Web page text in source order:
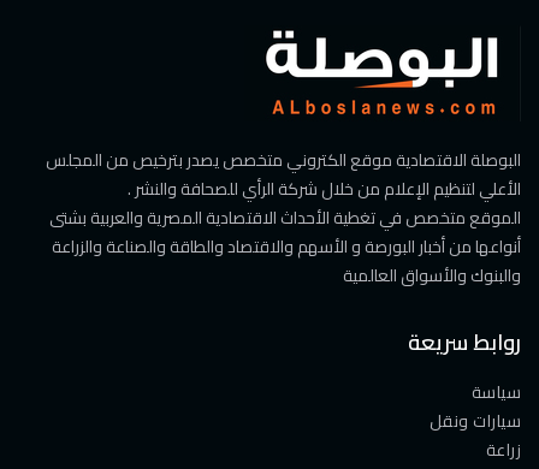
البوصلة الاقتصادية موقع الكتروني متخصص يصدر بترخيص من المجلس
الأعلي لتنظيم الإعلام من خلال شركة الرأي للصحافة والنشر .
الموقع متخصص في تغطية الأحداث الاقتصادية المصرية والعربية بشتى
أنواعها من أخبار البورصة و الأسهم والاقتصاد والطاقة والصناعة والزراعة
والبنوك والأسواق العالمية
روابط سريعة
سياسة
سيارات ونقل
زراعة